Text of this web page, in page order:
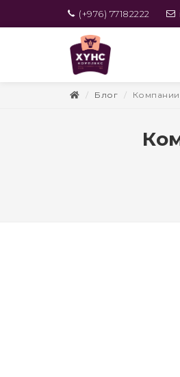
(+976) 77182222
Блог